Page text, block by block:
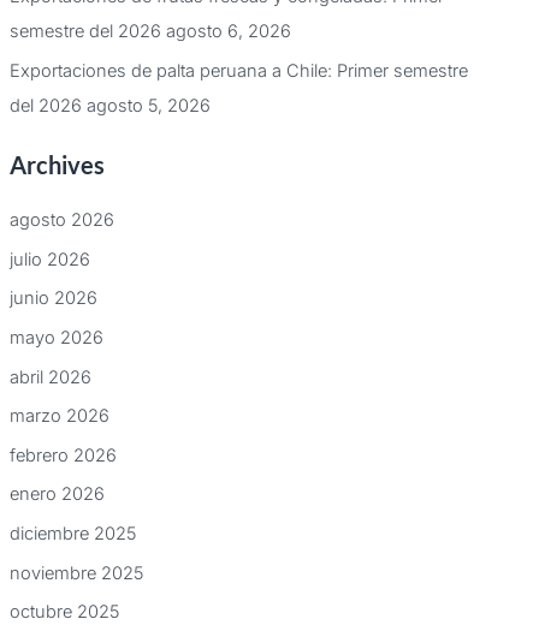
semestre del 2026 agosto 6, 2026
Exportaciones de palta peruana a Chile: Primer semestre
del 2026 agosto 5, 2026
Archives
agosto 2026
julio 2026
junio 2026
mayo 2026
abril 2026
marzo 2026
febrero 2026
enero 2026
diciembre 2025
noviembre 2025
octubre 2025